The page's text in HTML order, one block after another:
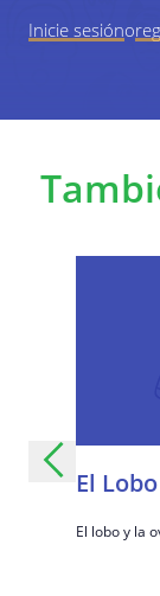
Inicie sesióno
El
El lobo y la